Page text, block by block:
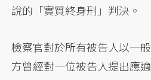
說的「實質終身刑」判決。
檢察官對於所有被告人以一
方曾經對一位被告人提出應